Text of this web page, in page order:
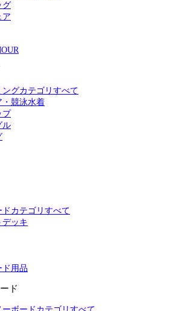
グ
ア
グカテゴリすべて
・競泳水着
プ
ル
ドカテゴリすべて
デッキ
ド用品
ド